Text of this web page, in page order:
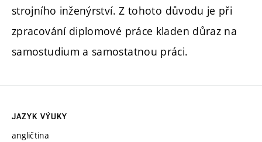
strojního inženýrství. Z tohoto důvodu je při
zpracování diplomové práce kladen důraz na
samostudium a samostatnou práci.
JAZYK VÝUKY
angličtina